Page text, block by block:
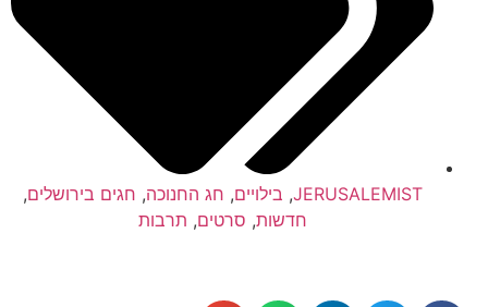
JERUSALEMIST
, בילויים, חג החנוכה, חגים בירושלים,
חדשות, סרטים, תרבות